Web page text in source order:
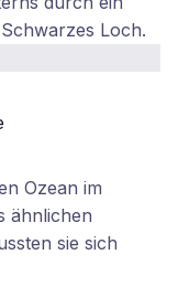
Loch.
Ozean im
ähnlichen
sie sich